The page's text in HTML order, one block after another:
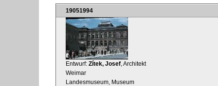
19051994
Entwurf: Zítek, Josef , Architekt
Weimar
Landesmuseum, Museum